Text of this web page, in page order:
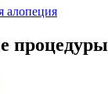
алопеция
процедуры